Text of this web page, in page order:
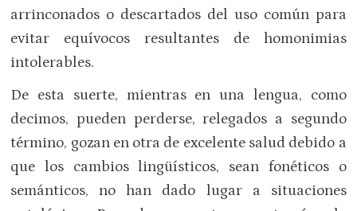
arrinconados o descartados del uso común para
evitar equívocos resultantes de homonimias
intolerables.
De esta suerte, mientras en una lengua, como
decimos, pueden perderse, relegados a segundo
término, gozan en otra de excelente salud debido a
que los cambios lingüísticos, sean fonéticos o
semánticos, no han dado lugar a situaciones